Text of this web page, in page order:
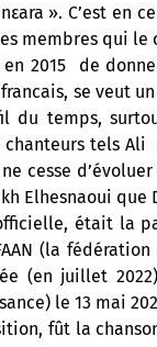
». C’est en
membres qui
2015 de
se veut
du temps,
tels Ali
cesse
Elhesnaoui
était la
(la
(en juillet
le 13 mai
fût la